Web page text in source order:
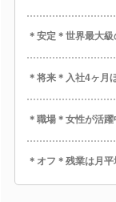
＊安定＊世界最大
＊将来＊入社4ヶ月
＊職場＊女性が活
＊オフ＊残業は月